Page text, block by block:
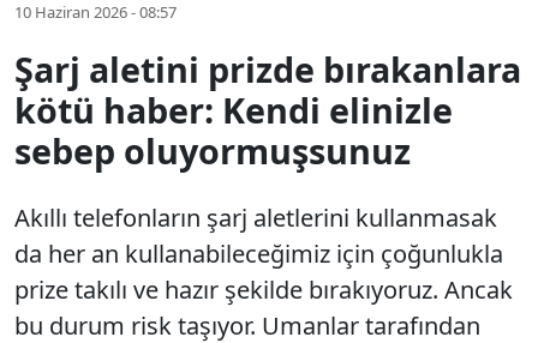
10 Haziran 2026 - 08:57
Şarj aletini prizde bırakanlara
kötü haber: Kendi elinizle
sebep oluyormuşsunuz
Akıllı telefonların şarj aletlerini kullanmasak
da her an kullanabileceğimiz için çoğunlukla
prize takılı ve hazır şekilde bırakıyoruz. Ancak
bu durum risk taşıyor. Umanlar tarafından